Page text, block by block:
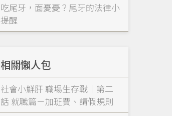
吃尾牙，面憂憂？尾牙的法律小
提醒
相關懶人包
社會小鮮肝 職場生存戰｜第二
話 就職篇－加班費、請假規則